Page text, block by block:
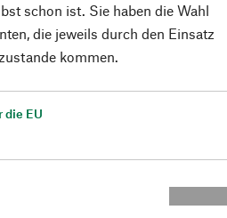
schon ist. Sie haben die Wahl
die jeweils durch den Einsatz
kommen.
EU